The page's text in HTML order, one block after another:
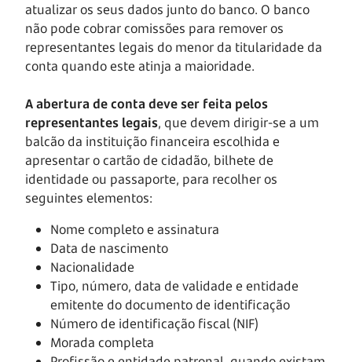
atualizar os seus dados junto do banco. O banco
não pode cobrar comissões para remover os
representantes legais do menor da titularidade da
conta quando este atinja a maioridade.
A abertura de conta deve ser feita pelos
representantes legais, que devem dirigir-se a um
balcão da instituição financeira escolhida e
apresentar o cartão de cidadão, bilhete de
identidade ou passaporte, para recolher os
seguintes elementos:
Nome completo e assinatura
Data de nascimento
Nacionalidade
Tipo, número, data de validade e entidade
emitente do documento de identificação
Número de identificação fiscal (NIF)
Morada completa